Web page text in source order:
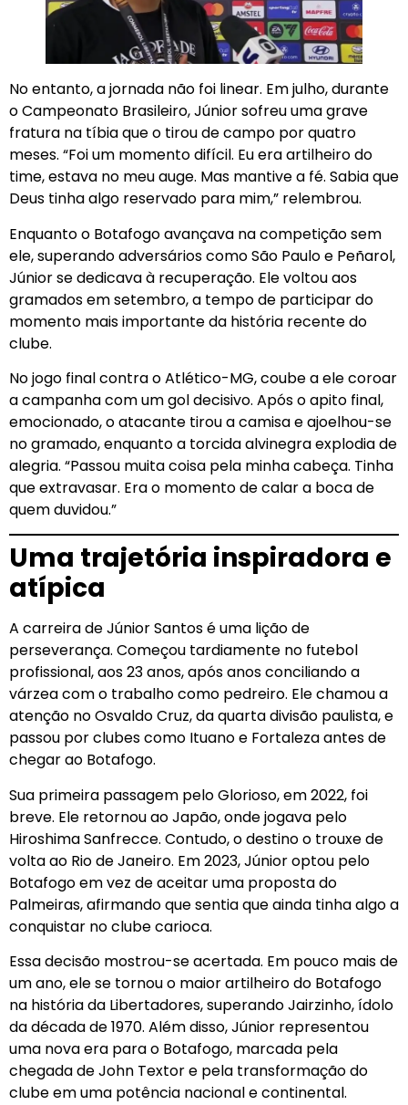
No entanto, a jornada não foi linear. Em julho, durante
o Campeonato Brasileiro, Júnior sofreu uma grave
fratura na tíbia que o tirou de campo por quatro
meses. “Foi um momento difícil. Eu era artilheiro do
time, estava no meu auge. Mas mantive a fé. Sabia que
Deus tinha algo reservado para mim,” relembrou.
Enquanto o Botafogo avançava na competição sem
ele, superando adversários como São Paulo e Peñarol,
Júnior se dedicava à recuperação. Ele voltou aos
gramados em setembro, a tempo de participar do
momento mais importante da história recente do
clube.
No jogo final contra o Atlético-MG, coube a ele coroar
a campanha com um gol decisivo. Após o apito final,
emocionado, o atacante tirou a camisa e ajoelhou-se
no gramado, enquanto a torcida alvinegra explodia de
alegria. “Passou muita coisa pela minha cabeça. Tinha
que extravasar. Era o momento de calar a boca de
quem duvidou.”
Uma trajetória inspiradora e
atípica
A carreira de Júnior Santos é uma lição de
perseverança. Começou tardiamente no futebol
profissional, aos 23 anos, após anos conciliando a
várzea com o trabalho como pedreiro. Ele chamou a
atenção no Osvaldo Cruz, da quarta divisão paulista, e
passou por clubes como Ituano e Fortaleza antes de
chegar ao Botafogo.
Sua primeira passagem pelo Glorioso, em 2022, foi
breve. Ele retornou ao Japão, onde jogava pelo
Hiroshima Sanfrecce. Contudo, o destino o trouxe de
volta ao Rio de Janeiro. Em 2023, Júnior optou pelo
Botafogo em vez de aceitar uma proposta do
Palmeiras, afirmando que sentia que ainda tinha algo a
conquistar no clube carioca.
Essa decisão mostrou-se acertada. Em pouco mais de
um ano, ele se tornou o maior artilheiro do Botafogo
na história da Libertadores, superando Jairzinho, ídolo
da década de 1970. Além disso, Júnior representou
uma nova era para o Botafogo, marcada pela
chegada de John Textor e pela transformação do
clube em uma potência nacional e continental.